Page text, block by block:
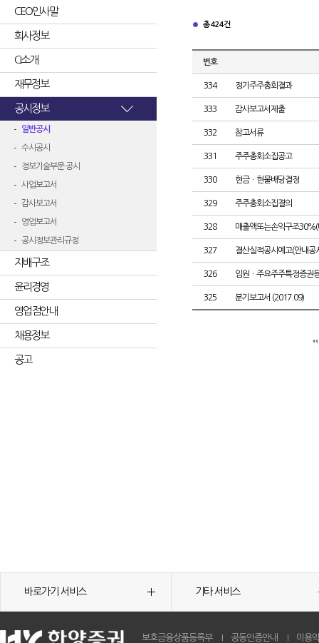
CEO인사말
회사정보
CI소개
재무정보
공시정보
일반공시
수시공시
정보기술부문 공시
사업보고서
감사보고서
영업보고서
공시정보관리규정
지배구조
윤리경영
영업점안내
채용정보
공고
총 424건
번호
334 정기주주총회결과
333 감사보고서제출
332 참고서류
331 주주총회소집공고
330 현금ㆍ현물배당결정
329 주주총회소집결의
328 매출액또는손익구조
327 결산실적공시예고(안내공
326 임원ㆍ주요주주특정증권
325 분기보고서 (2017.09)
바로가기 서비스 기타 서비스
보호금융상품등록부 공동인증안내 이용